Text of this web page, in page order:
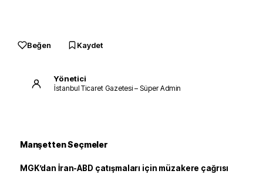
Beğen Kaydet
Yönetici
İstanbul Ticaret Gazetesi – Süper Admin
Manşetten Seçmeler
MGK’dan İran-ABD çatışmaları için müzakere çağrısı